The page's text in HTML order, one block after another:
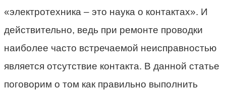
«электротехника – это наука о контактах». И
действительно, ведь при ремонте проводки
наиболее часто встречаемой неисправностью
является отсутствие контакта. В данной статье
поговорим о том как правильно выполнить